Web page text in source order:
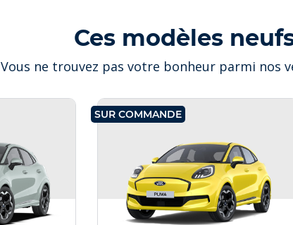
Ces modèles
Vous ne trouvez pas votre bonheur parmi nos
SUR COMMANDE